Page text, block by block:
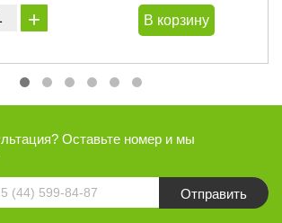
В корзину
Оставьте номер и мы
Отправить